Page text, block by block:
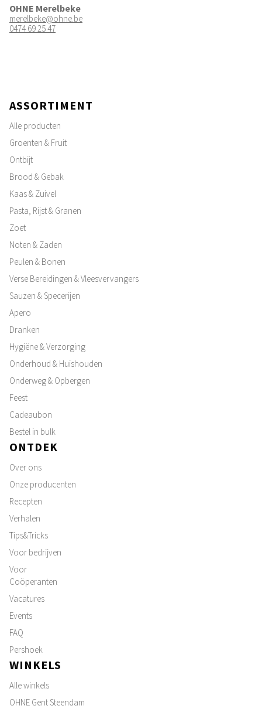
OHNE Merelbeke
merelbeke@ohne.be
0474 69 25 47
ASSORTIMENT
Alle producten
Groenten & Fruit
Ontbijt
Brood & Gebak
Kaas & Zuivel
Pasta, Rijst & Granen
Zoet
Noten & Zaden
Peulen & Bonen
Verse Bereidingen & Vleesvervangers
Sauzen & Specerijen
Apero
Dranken
Hygiëne & Verzorging
Onderhoud & Huishouden
Onderweg & Opbergen
Feest
Cadeaubon
Bestel in bulk
ONTDEK
Over ons
Onze producenten
Recepten
Verhalen
Tips&Tricks
Voor bedrijven
Voor
Coöperanten
Vacatures
Events
FAQ
Pershoek
WINKELS
Alle winkels
OHNE Gent Steendam